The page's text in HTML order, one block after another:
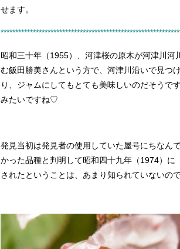
せます。
昭和三十年（1955）、河津桜の原木が河津川
む飯田勝美さんという方で、河津川沿いで見つ
り、ジャムにしてもとても美味しいのだそうで
みたいですね♡
発見当初は発見者の使用していた屋号にちなん
かった品種と判明して昭和四十九年（1974）
されたということは、あまり知られていないの